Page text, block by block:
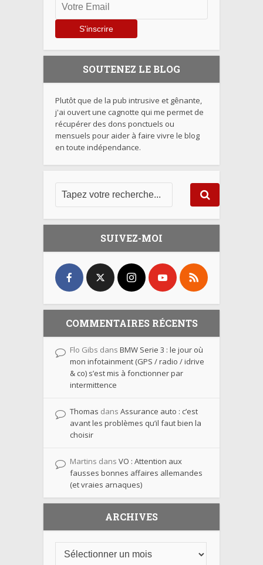
SOUTENEZ LE BLOG
Plutôt que de la pub intrusive et gênante,
j'ai ouvert une cagnotte qui me permet de
récupérer des dons ponctuels ou
mensuels pour aider à faire vivre le blog
en toute indépendance.
SUIVEZ-MOI
COMMENTAIRES RÉCENTS
Flo Gibs dans BMW Serie 3 : le jour où
mon infotainment (GPS / radio / idrive
& co) s’est mis à fonctionner par
intermittence
Thomas dans Assurance auto : c’est
avant les problèmes qu’il faut bien la
choisir
Martins dans VO : Attention aux
fausses bonnes affaires allemandes
(et vraies arnaques)
ARCHIVES